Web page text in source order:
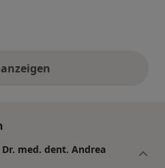
obige Stellungnahmen
med. dent. Andrea